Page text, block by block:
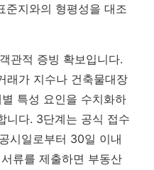
준지와의 형평성을 대조
관적 증빙 확보입니다.
래가 지수나 건축물대장
특성 요인을 수치화하
니다. 3단계는 공식 접수
시일로부터 30일 이내
류를 제출하면 부동산